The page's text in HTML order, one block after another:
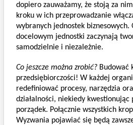
dopiero zauważamy, że stoją za
kroku w ich przeprowadzanie
wybranych jednostek
docelowym jednostki zaczynają
samodzielnie i niezależnie.
Co jeszcze można zrobić? Budować
przedsiębiorczości! W każdej
redefiniować procesy, narzędzia
działalności, niekiedy kwestionując
porządek. Połącznie wszystkich
Wyzwania pojawiać się będą